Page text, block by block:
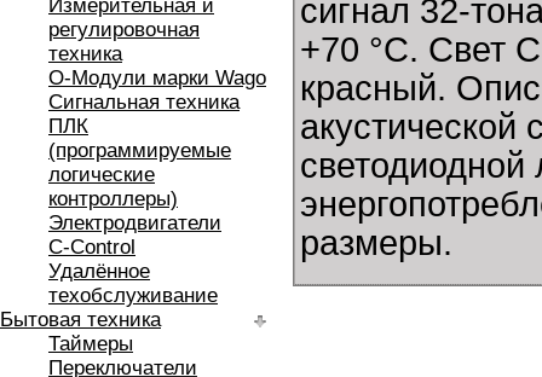
Измерительная и
регулировочная
техника
O-Модули марки Wago
Сигнальная техника
ПЛК
(программируемые
логические
контроллеры)
Электродвигатели
C-Control
Удалённое
техобслуживание
Бытовая техника
Таймеры
Переключатели
сигнал 32-
+70 °C. Свет
красный.
акустической
размеры.